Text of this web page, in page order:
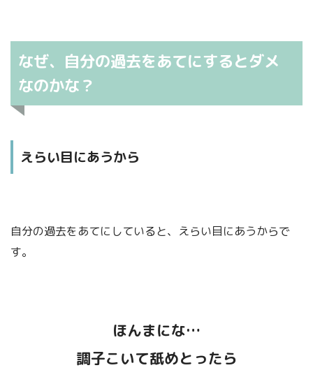
なぜ、自分の過去をあてにするとダメ
なのかな？
えらい目にあうから
自分の過去をあてにしていると、えらい目にあうからで
す。
ほんまにな…
調子こいて舐めとったら